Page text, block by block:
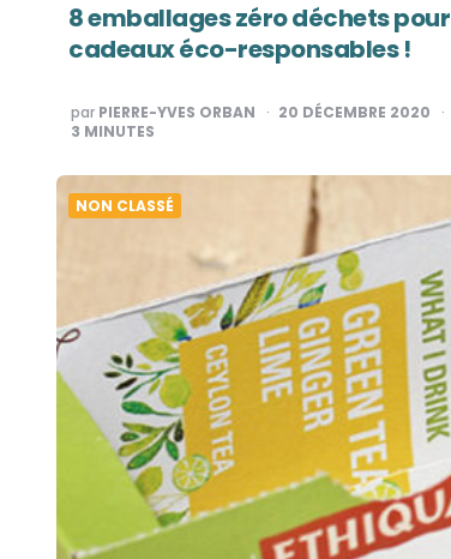
8 emballages zéro déchets pour
cadeaux éco-responsables !
PUBLIÉ
PAR
par PIERRE-YVES ORBAN
20 DÉCEMBRE 2020
3 MINUTES
NON CLASSÉ